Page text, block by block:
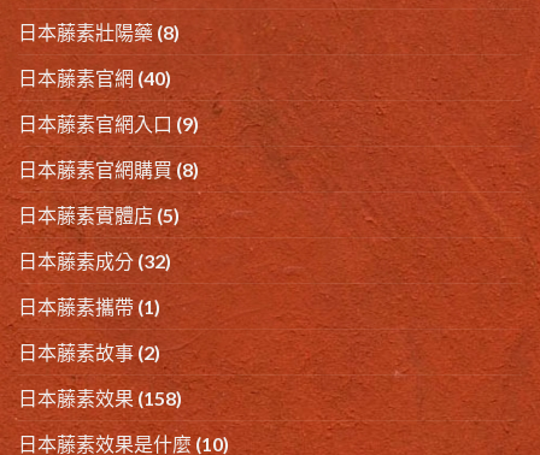
日本藤素壯陽藥 (8)
日本藤素官網 (40)
日本藤素官網入口 (9)
日本藤素官網購買(8)
日本藤素實體店 (5)
日本藤素成分 (32)
日本藤素攜帶 (1)
日本藤素故事(2)
日本藤素效果 (158)
日本藤素效果是什麼 (10)